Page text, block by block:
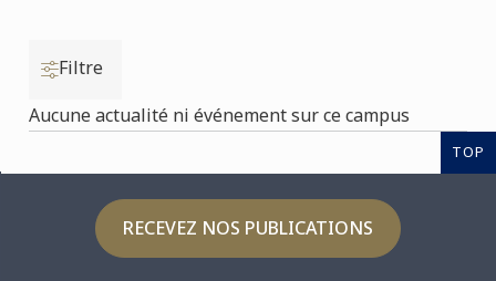
Filtre
Aucune actualité ni événement sur ce campus
TOP
RECEVEZ NOS PUBLICATIONS